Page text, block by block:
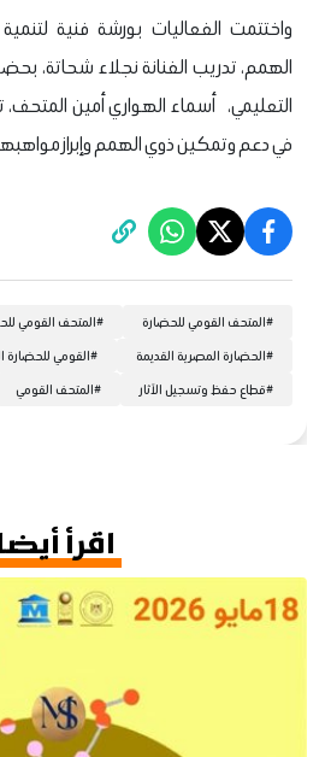
واختتمت الفعاليات بورشة فنية لتنمية
الهمم، تدريب الفنانة نجلاء شحاتة،
التعليمي، أسماء الهواري أمين المتحف،
في دعم وتمكين ذوي الهمم وإبراز
#المتحف القومي للحضارة #المتحف القومي
#الحضارة المصرية القديمة #القومي للحضارة
#قطاع حفظ وتسجيل الآثار #المتحف القومي
اقرأ